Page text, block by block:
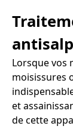
Lorsque vos
moisissures
et
de cette